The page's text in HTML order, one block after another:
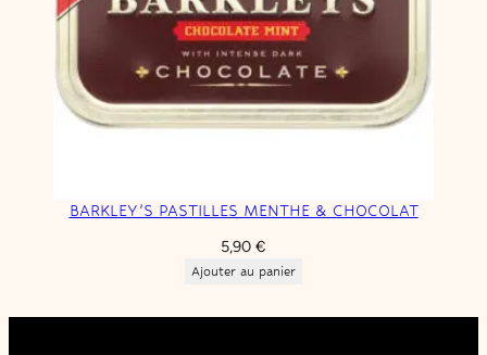
BARKLEY’S PASTILLES MENTHE & CHOCOLAT
5,90 €
Ajouter au panier